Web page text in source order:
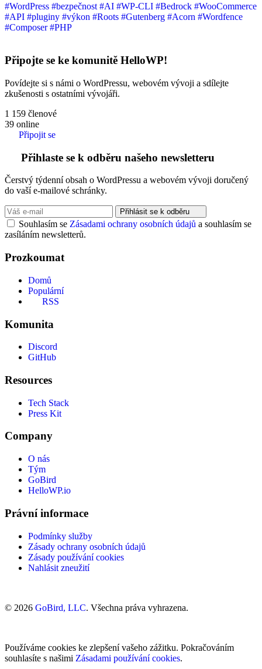
#WordPress #bezpečnost #AI #WP-CLI #Bedrock #WooCommerce
#API #pluginy #výkon #Roots #Gutenberg #Acorn #Wordfence
#Composer#PHP
Připojte se ke komunitě HelloWP!
Povídejte si s námi o WordPressu, webovém vývoji a sdílejte
zkušenosti s ostatními vývojáři.
1 159 členové
39 online
Připojit se
Přihlaste se k odběru našeho newsletteru
Čerstvý týdenní obsah o WordPressu a webovém vývoji doručený
do vaší e-mailové schránky.
Přihlásit se k odběru
Souhlasím se Zásadami ochrany osobních údajů a souhlasím se
zasíláním newsletterů.
Prozkoumat
Domů
Populární
RSS
Komunita
Discord
GitHub
Resources
Tech Stack
Press Kit
Company
O nás
Tým
GoBird
HelloWP.io
Právní informace
Podmínky služby
Zásady ochrany osobních údajů
Zásady používání cookies
Nahlásit zneužití
© 2026 GoBird, LLC. Všechna práva vyhrazena.
Používáme cookies ke zlepšení vašeho zážitku. Pokračováním
souhlasíte s našimi Zásadami používání cookies.